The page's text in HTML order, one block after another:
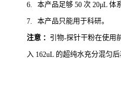
6. 本产品足够 50 次 20μL 体
7. 本产品只能用于科研。
注意 ： 引物-探针干粉在使用
入 162uL 的超纯水充分混匀